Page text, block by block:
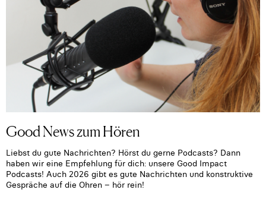
Good News zum Hören
Liebst du gute Nachrichten? Hörst du gerne Podcasts? Dann
haben wir eine Empfehlung für dich: unsere Good Impact
Podcasts! Auch 2026 gibt es gute Nachrichten und konstruktive
Gespräche auf die Ohren – hör rein!